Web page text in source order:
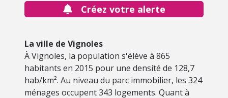
Créez votre alerte
La ville de Vignoles
À Vignoles, la population s'élève à 865
habitants en 2015 pour une densité de 128,7
hab/km². Au niveau du parc immobilier, les 324
ménages occupent 343 logements. Quant à